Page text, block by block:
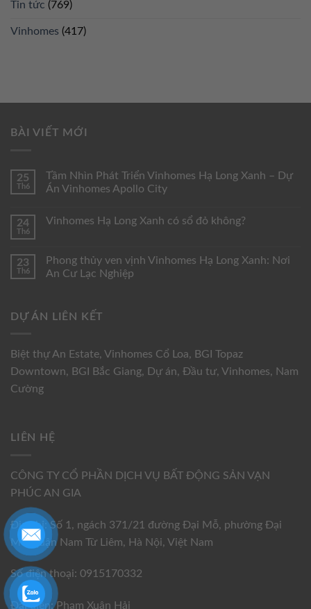
Tin tức (769)
Vinhomes (417)
BÀI VIẾT MỚI
25
Th6
Tầm Nhìn Phát Triển Vinhomes Hạ Long Xanh – Dự
Án Vinhomes Apollo City
24
Th6
Vinhomes Hạ Long Xanh có sổ đỏ không?
23
Th6
Phong thủy ven vịnh Vinhomes Hạ Long Xanh: Nơi
An Cư Lạc Nghiệp
DỰ ÁN LIÊN KẾT
Biệt thự An Estate, Vinhomes Cổ Loa, BGI Topaz
Downtown, BGI Bắc Giang, Dự án, Đầu tư, Vinhomes, Nam
Cường
LIÊN HỆ
CÔNG TY CỔ PHẦN DỊCH VỤ BẤT ĐỘNG SẢN VẠN
PHÚC AN GIA
Địa chỉ: Số 1, ngách 371/21 đường Đại Mỗ, phường Đại
Mỗ, quận Nam Từ Liêm, Hà Nội, Việt Nam
Số điện thoại: 0915170332
Đại diện: Phạm Xuân Hải